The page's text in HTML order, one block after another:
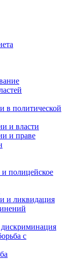
в политической
и власти
и праве
полицейское
и ликвидация
дискриминация
с